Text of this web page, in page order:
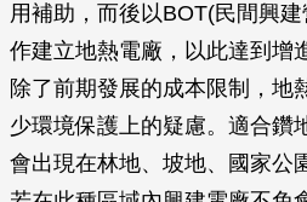
用補助，而後以BOT(民間興
作建立地熱電廠，以此達到增
除了前期發展的成本限制，地
少環境保護上的疑慮。適合鑽
會出現在林地、坡地、國家公